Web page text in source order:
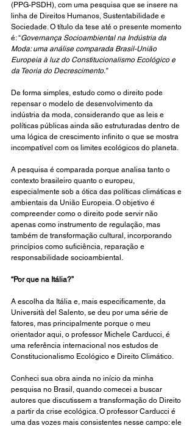
(PPG-PSDH), com uma pesquisa que se insere na
linha de Direitos Humanos, Sustentabilidade e
Sociedade. O título da tese até o presente momento
é: “Governança Socioambiental na Indústria da
Moda: uma análise comparada Brasil-União
Europeia à luz do Constitucionalismo Ecológico e
da Teoria do Decrescimento.”
De forma simples, estudo como o direito pode
repensar o modelo de desenvolvimento da
indústria da moda, considerando que as leis e
políticas públicas ainda são estruturadas dentro de
uma lógica de crescimento infinito o que se mostra
incompatível com os limites ecológicos do planeta.
A pesquisa é comparada porque analisa tanto o
contexto brasileiro quanto o europeu,
especialmente sob a ótica das políticas climáticas e
ambientais da União Europeia. O objetivo é
compreender como o direito pode servir não
apenas como instrumento de regulação, mas
também de transformação cultural, incorporando
princípios como suficiência, reparação e
responsabilidade socioambiental.
“Por que na Itália?”
A escolha da Itália e, mais especificamente, da
Università del Salento, se deu por uma série de
fatores, mas principalmente porque o meu
orientador aqui, o professor Michele Carducci, é
uma referência internacional nos estudos de
Constitucionalismo Ecológico e Direito Climático.
Conheci sua obra ainda no início da minha
pesquisa no Brasil, quando comecei a buscar
autores que discutissem a transformação do Direito
a partir da crise ecológica. O professor Carducci é
uma das vozes mais consistentes nesse campo: ele